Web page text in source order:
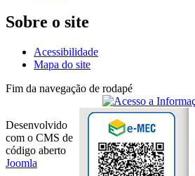
Sobre o site
Acessibilidade
Mapa do site
Fim da navegação de rodapé
Desenvolvido
com o CMS de
código aberto
Joomla